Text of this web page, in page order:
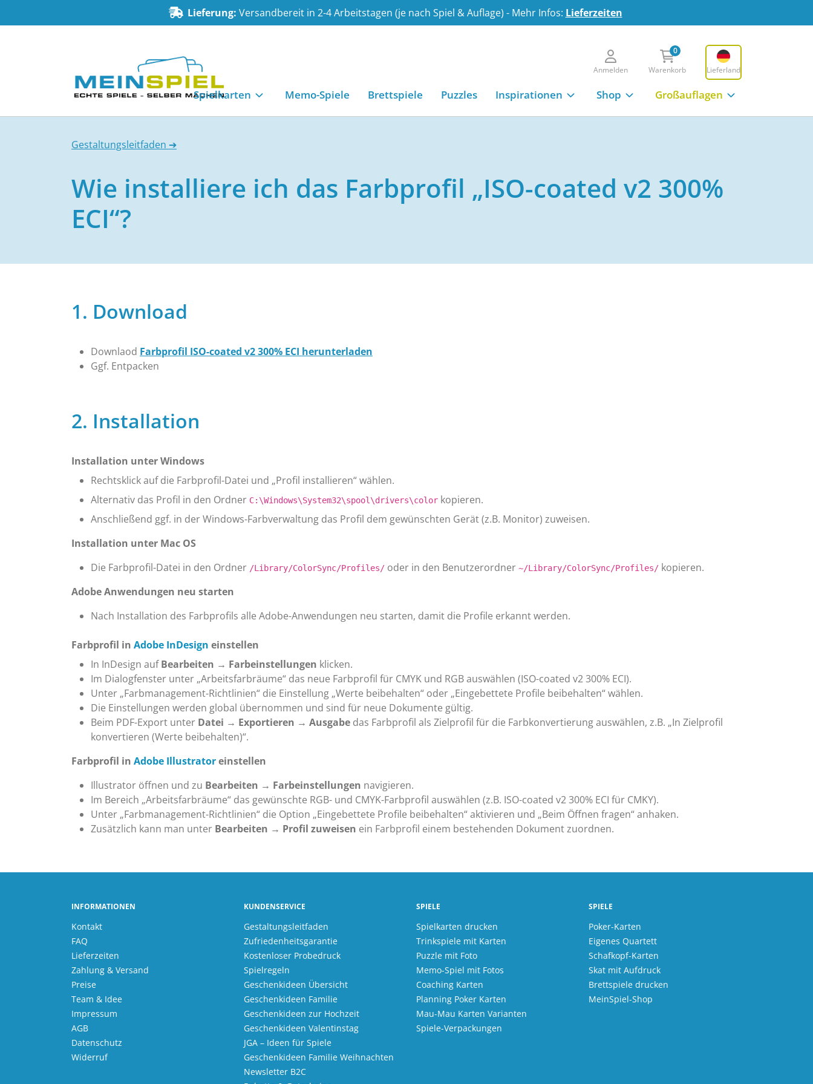
Lieferung: Versandbereit in 2-4 Arbeitstagen (je nach Spiel & Auflage) - Mehr Infos: Lieferzeiten
Anmelden
0
Warenkorb
Lieferland
Spielkarten Memo-Spiele Brettspiele Puzzles Inspirationen Shop Großauflagen
Gestaltungsleitfaden ➔
Wie installiere ich das Farbprofil „ISO-coated v2 300%
ECI“?
1. Download
Downlaod Farbprofil ISO-coated v2 300% ECI herunterladen
Ggf. Entpacken
2. Installation
Installation unter Windows
Rechtsklick auf die Farbprofil-Datei und „Profil installieren“ wählen.
Alternativ das Profil in den Ordner C:\Windows\System32\spool\drivers\color kopieren.
Anschließend ggf. in der Windows-Farbverwaltung das Profil dem gewünschten Gerät (z.B. Monitor) zuweisen.
Installation unter Mac OS
Die Farbprofil-Datei in den Ordner /Library/ColorSync/Profiles/ oder in den Benutzerordner ~/Library/ColorSync/Profiles/ kopieren.
Adobe Anwendungen neu starten
Nach Installation des Farbprofils alle Adobe-Anwendungen neu starten, damit die Profile erkannt werden.
Farbprofil in Adobe InDesign einstellen
In InDesign aufBearbeiten → Farbeinstellungen klicken.
Im Dialogfenster unter „Arbeitsfarbräume“ das neue Farbprofil für CMYK und RGB auswählen (ISO-coated v2 300% ECI).
Unter „Farbmanagement-Richtlinien“ die Einstellung „Werte beibehalten“ oder „Eingebettete Profile beibehalten“ wählen.
Die Einstellungen werden global übernommen und sind für neue Dokumente gültig.
Beim PDF-Export unter Datei → Exportieren → Ausgabe das Farbprofil als Zielprofil für die Farbkonvertierung auswählen, z.B. „In Zielprofil
konvertieren (Werte beibehalten)“.
Farbprofil in Adobe Illustratoreinstellen
Illustrator öffnen und zu Bearbeiten → Farbeinstellungen navigieren.
Im Bereich „Arbeitsfarbräume“ das gewünschte RGB- und CMYK-Farbprofil auswählen (z.B. ISO-coated v2 300% ECI für CMKY).
Unter „Farbmanagement-Richtlinien“ die Option „Eingebettete Profile beibehalten“ aktivieren und „Beim Öffnen fragen“ anhaken.
Zusätzlich kann man unter Bearbeiten → Profil zuweisen ein Farbprofil einem bestehenden Dokument zuordnen.
INFORMATIONEN
Kontakt
FAQ
Lieferzeiten
Zahlung & Versand
Preise
Team & Idee
Impressum
AGB
Datenschutz
Widerruf
KUNDENSERVICE
Gestaltungsleitfaden
Zufriedenheitsgarantie
Kostenloser Probedruck
Spielregeln
Geschenkideen Übersicht
Geschenkideen Familie
Geschenkideen zur Hochzeit
Geschenkideen Valentinstag
JGA – Ideen für Spiele
Geschenkideen Familie Weihnachten
Newsletter B2C
SPIELE
Spielkarten drucken
Trinkspiele mit Karten
Puzzle mit Foto
Memo-Spiel mit Fotos
Coaching Karten
Planning Poker Karten
Mau-Mau Karten Varianten
Spiele-Verpackungen
SPIELE
Poker-Karten
Eigenes Quartett
Schafkopf-Karten
Skat mit Aufdruck
Brettspiele drucken
MeinSpiel-Shop